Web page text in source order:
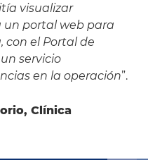
visualizar
un portal web para
con el Portal de
servicio
en la operación”.
Clínica